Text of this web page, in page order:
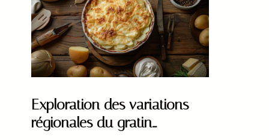
Exploration des variations
régionales du gratin